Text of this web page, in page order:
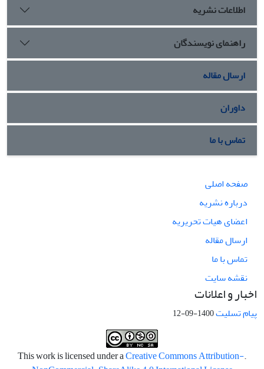
اطلاعات نشریه
راهنمای نویسندگان
ارسال مقاله
داوران
تماس با ما
صفحه اصلی
درباره نشریه
اعضای هیات تحریریه
ارسال مقاله
تماس با ما
نقشه سایت
اخبار و اعلانات
پیام تسلیت1400-09-12
.This work is licensed under a
Creative Commons Attribution-